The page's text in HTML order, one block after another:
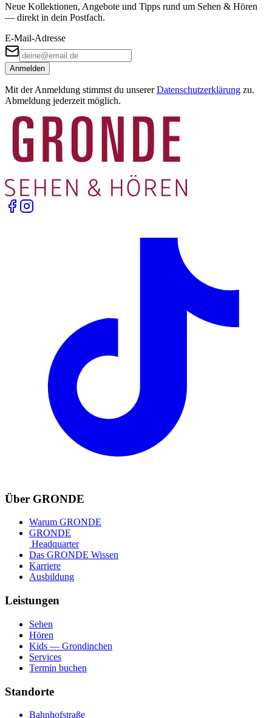
Neue Kollektionen, Angebote und Tipps rund um Sehen & Hören
— direkt in dein Postfach.
E-Mail-Adresse
Anmelden
Mit der Anmeldung stimmst du unserer Datenschutzerklärung zu.
Abmeldung jederzeit möglich.
Über GRONDE
Warum GRONDE
GRONDE
Headquarter
Das GRONDE Wissen
Karriere
Ausbildung
Leistungen
Sehen
Hören
Kids — Grondinchen
Services
Termin buchen
Standorte
Bahnhofstraße